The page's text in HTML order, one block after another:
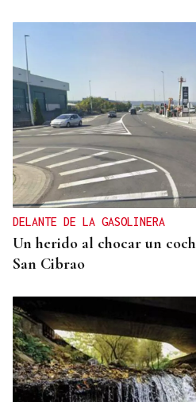
DELANTE DE LA GASOLINERA
Un herido al chocar un
San Cibrao